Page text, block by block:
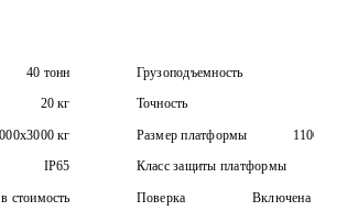
40 тонн
20 кг
кг
IP65
стоимость
Грузоподъемность
Точность
Размер платформы
Класс защиты платформы
Поверка Включена в